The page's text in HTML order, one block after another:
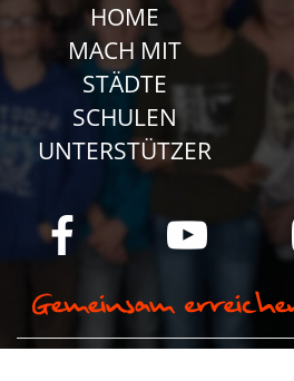
HOME
MACH MIT
STÄDTE
SCHULEN
UNTERSTÜTZER
© Camp Stahl e.V. 2026 alle Rechte